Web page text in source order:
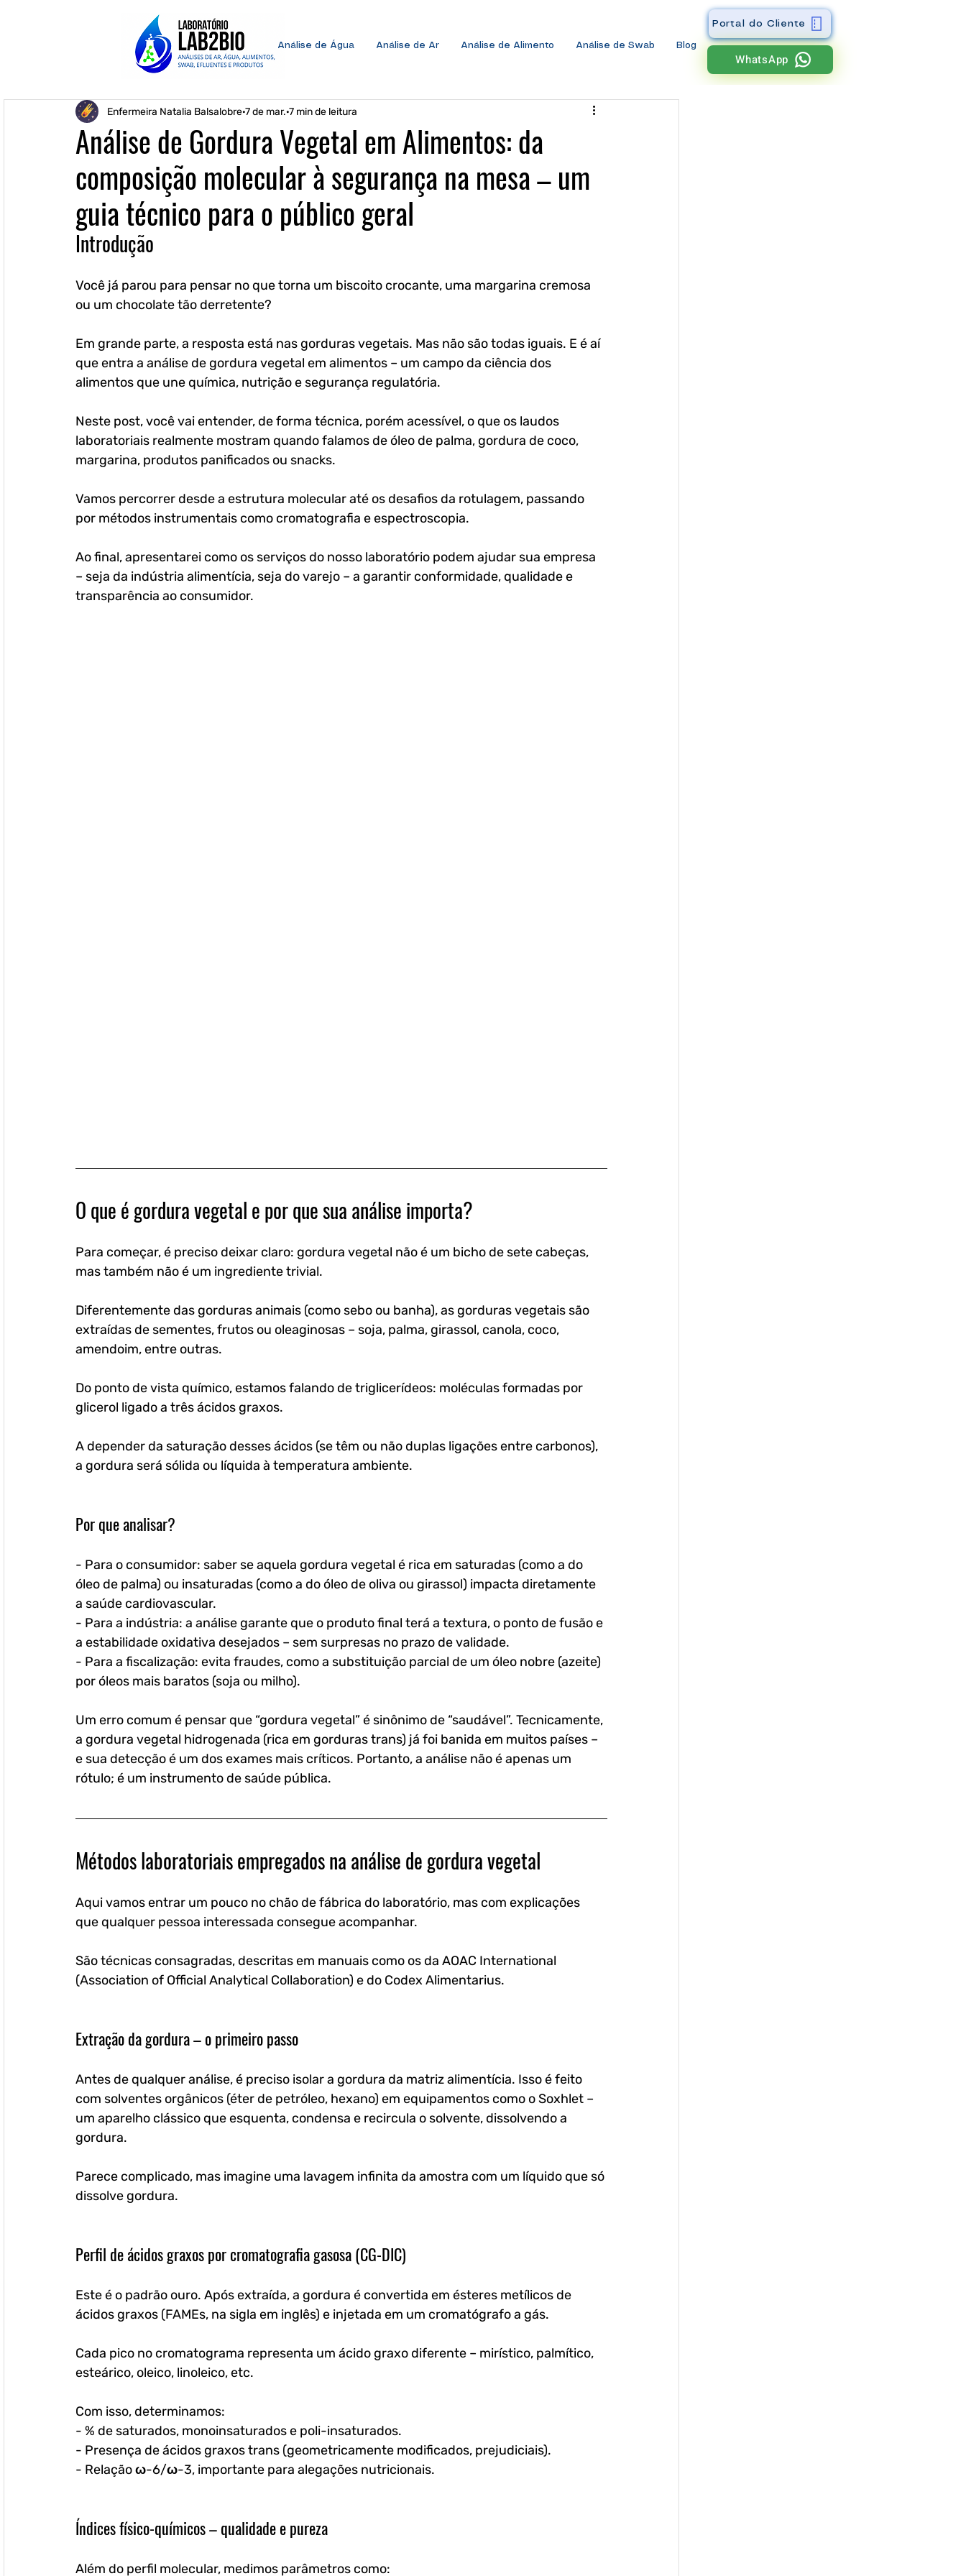
Análise de Água Análise de Ar Análise de Alimento Análise de Swab Blog
Portal do Cliente
WhatsApp
Análise de Gordura Vegetal em Alimentos: da
composição molecular à segurança na mesa – um
guia técnico para o público geral
Enfermeira Natalia Balsalobre 7 de mar. 7 min de leitura
Introdução
Você já parou para pensar no que torna um biscoito crocante, uma margarina cremosa
ou um chocolate tão derretente?
Em grande parte, a resposta está nas gorduras vegetais. Mas não são todas iguais. E é aí
que entra a análise de gordura vegetal em alimentos – um campo da ciência dos
alimentos que une química, nutrição e segurança regulatória.
Neste post, você vai entender, de forma técnica, porém acessível, o que os laudos
laboratoriais realmente mostram quando falamos de óleo de palma, gordura de coco,
margarina, produtos panificados ou snacks.
Vamos percorrer desde a estrutura molecular até os desafios da rotulagem, passando
por métodos instrumentais como cromatografia e espectroscopia.
Ao final, apresentarei como os serviços do nosso laboratório podem ajudar sua empresa
– seja da indústria alimentícia, seja do varejo – a garantir conformidade, qualidade e
transparência ao consumidor.
O que é gordura vegetal e por que sua análise importa?
Para começar, é preciso deixar claro: gordura vegetal não é um bicho de sete cabeças,
mas também não é um ingrediente trivial.
Diferentemente das gorduras animais (como sebo ou banha), as gorduras vegetais são
extraídas de sementes, frutos ou oleaginosas – soja, palma, girassol, canola, coco,
amendoim, entre outras.
Do ponto de vista químico, estamos falando de triglicerídeos: moléculas formadas por
glicerol ligado a três ácidos graxos.
A depender da saturação desses ácidos (se têm ou não duplas ligações entre carbonos),
a gordura será sólida ou líquida à temperatura ambiente.
Por que analisar?
- Para o consumidor: saber se aquela gordura vegetal é rica em saturadas (como a do
óleo de palma) ou insaturadas (como a do óleo de oliva ou girassol) impacta diretamente
a saúde cardiovascular.
- Para a indústria: a análise garante que o produto final terá a textura, o ponto de fusão e
a estabilidade oxidativa desejados – sem surpresas no prazo de validade.
- Para a fiscalização: evita fraudes, como a substituição parcial de um óleo nobre (azeite)
por óleos mais baratos (soja ou milho).
Um erro comum é pensar que “gordura vegetal” é sinônimo de “saudável”. Tecnicamente,
a gordura vegetal hidrogenada (rica em gorduras trans) já foi banida em muitos países –
e sua detecção é um dos exames mais críticos. Portanto, a análise não é apenas um
rótulo; é um instrumento de saúde pública.
Métodos laboratoriais empregados na análise de gordura vegetal
Aqui vamos entrar um pouco no chão de fábrica do laboratório, mas com explicações
que qualquer pessoa interessada consegue acompanhar.
São técnicas consagradas, descritas em manuais como os da AOAC International
(Association of Official Analytical Collaboration) e do Codex Alimentarius.
Extração da gordura – o primeiro passo
Antes de qualquer análise, é preciso isolar a gordura da matriz alimentícia. Isso é feito
com solventes orgânicos (éter de petróleo, hexano) em equipamentos como o Soxhlet –
um aparelho clássico que esquenta, condensa e recircula o solvente, dissolvendo a
gordura.
Parece complicado, mas imagine uma lavagem infinita da amostra com um líquido que só
dissolve gordura.
Perfil de ácidos graxos por cromatografia gasosa (CG-DIC)
Este é o padrão ouro. Após extraída, a gordura é convertida em ésteres metílicos de
ácidos graxos (FAMEs, na sigla em inglês) e injetada em um cromatógrafo a gás.
Cada pico no cromatograma representa um ácido graxo diferente – mirístico, palmítico,
esteárico, oleico, linoleico, etc.
Com isso, determinamos:
- % de saturados, monoinsaturados e poli-insaturados.
- Presença de ácidos graxos trans (geometricamente modificados, prejudiciais).
- Relação ω-6/ω-3, importante para alegações nutricionais.
Índices físico-químicos – qualidade e pureza
Além do perfil molecular, medimos parâmetros como: